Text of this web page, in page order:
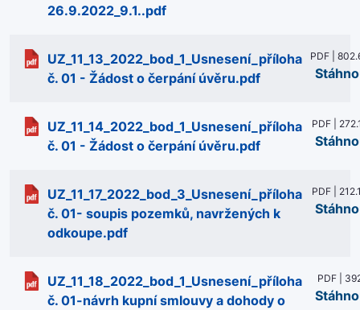
26.9.2022_9.1..pdf
UZ_11_13_2022_bod_1_Usnesení_příloha
č. 01 - Žádost o čerpání úvěru.pdf
PDF |
UZ_11_14_2022_bod_1_Usnesení_příloha
č. 01 - Žádost o čerpání úvěru.pdf
PDF |
UZ_11_17_2022_bod_3_Usnesení_příloha
č. 01- soupis pozemků, navržených k
odkoupe.pdf
PDF |
UZ_11_18_2022_bod_1_Usnesení_příloha
č. 01-návrh kupní smlouvy a dohody o
PDF |